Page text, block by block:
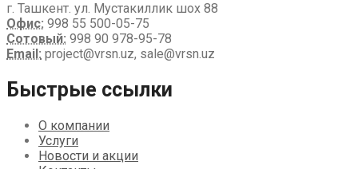
г. Ташкент. ул. Мустакиллик шох 88
Офис: 998 55 500-05-75
Сотовый: 998 90 978-95-78
Email: project@vrsn.uz, sale@vrsn.uz
Быстрые ссылки
О компании
Услуги
Новости и акции